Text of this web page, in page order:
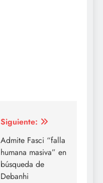
Siguiente:
Admite Fasci “falla
humana masiva” en
búsqueda de
Debanhi